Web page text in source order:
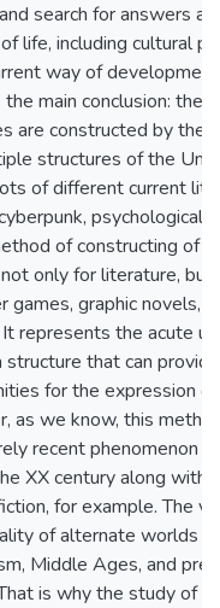
search for answers
life, including cultural
way of
main conclusion: the
are constructed by the
structures of the
of different current
psychological
of constructing of
only for literature, but
games, graphic novels,
represents the acute
structure that can
for the expression
as we know, this
recent phenomenon
XX century along with
for example. The
of alternate worlds
Middle Ages, and
is why the study of